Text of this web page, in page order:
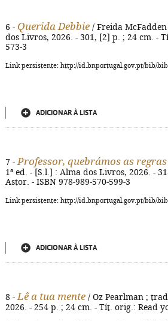
6 - Querida Debbie / Freida
dos Livros, 2026. - 301, [2] p. ; 24 cm. -
573-3
Link persistente: http://id.bnportugal.gov.pt/bib/
ADICIONAR À LISTA
7 - Professor, quebrámos as regras
1ª ed. - [S.l.] : Alma dos Livros, 2026. -
Astor. - ISBN 978-989-570-599-3
Link persistente: http://id.bnportugal.gov.pt/bib/
ADICIONAR À LISTA
8 - Lê a tua mente / Oz Pearlman ;
2026. - 254 p. ; 24 cm. - Tít. orig.: Read